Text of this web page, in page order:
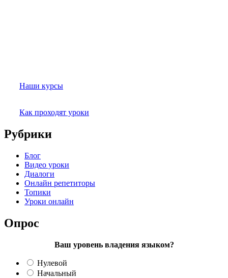
Наши курсы
Как проходят уроки
Рубрики
Блог
Видео уроки
Диалоги
Онлайн репетиторы
Топики
Уроки онлайн
Опрос
Ваш уровень владения языком?
Нулевой
Начальный